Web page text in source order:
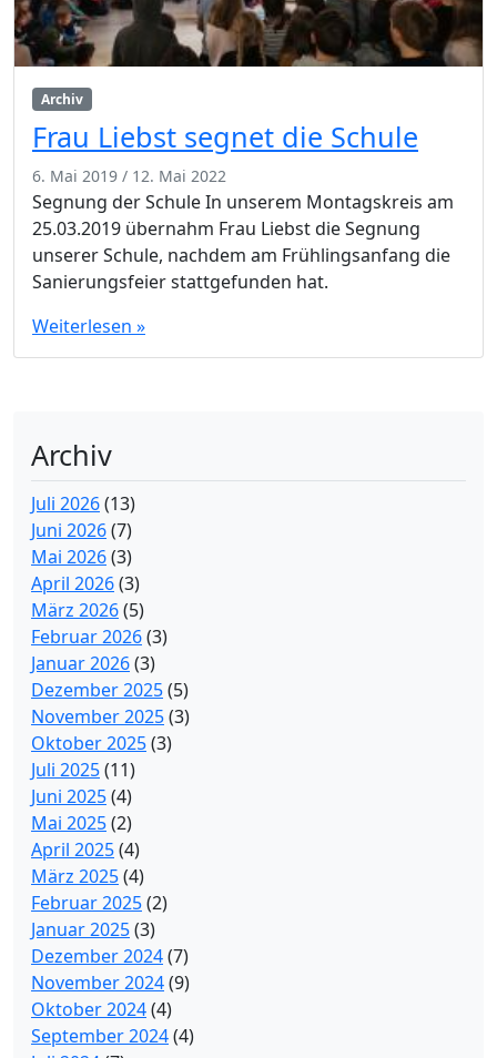
Archiv
Frau Liebst segnet die Schule
6. Mai 2019 / 12. Mai 2022
Segnung der Schule In unserem Montagskreis am
25.03.2019 übernahm Frau Liebst die Segnung
unserer Schule, nachdem am Frühlingsanfang die
Sanierungsfeier stattgefunden hat.
Weiterlesen »
Archiv
Juli 2026(13)
Juni 2026(7)
Mai 2026(3)
April 2026(3)
März 2026(5)
Februar 2026(3)
Januar 2026(3)
Dezember 2025(5)
November 2025(3)
Oktober 2025(3)
Juli 2025(11)
Juni 2025(4)
Mai 2025(2)
April 2025(4)
März 2025(4)
Februar 2025(2)
Januar 2025(3)
Dezember 2024(7)
November 2024(9)
Oktober 2024(4)
September 2024(4)